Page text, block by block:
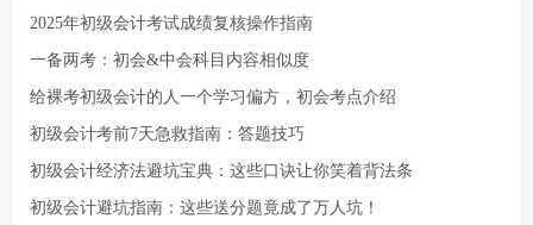
2025年初级会计考试成绩复核操作指南
一备两考：初会&中会科目内容相似度
给裸考初级会计的人一个学习偏方，初会考点介绍
初级会计考前7天急救指南：答题技巧
初级会计经济法避坑宝典：这些口诀让你笑着背法条
初级会计避坑指南：这些送分题竟成了万人坑！